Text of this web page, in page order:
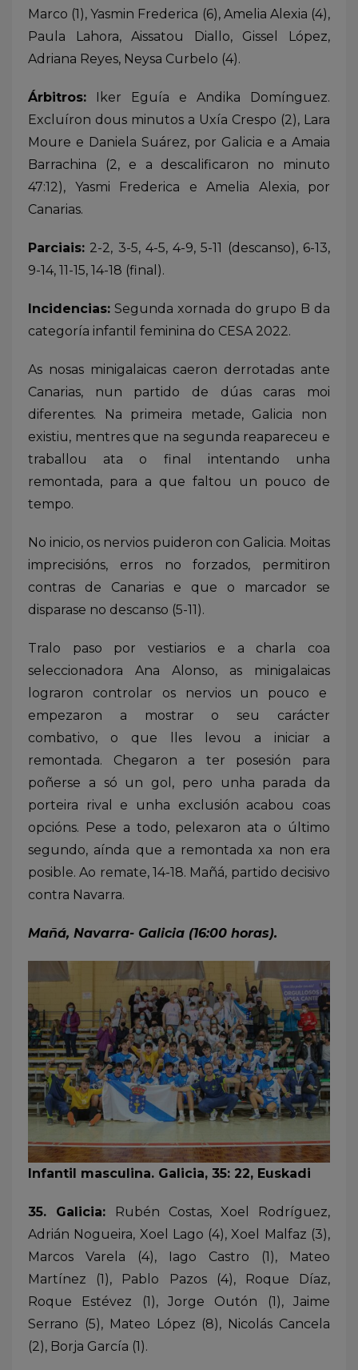
Marco (1), Yasmin Frederica (6), Amelia Alexia (4),
Paula Lahora, Aissatou Diallo, Gissel López,
Adriana Reyes, Neysa Curbelo (4).
Árbitros: Iker Eguía e Andika Domínguez.
Excluíron dous minutos a Uxía Crespo (2), Lara
Moure e Daniela Suárez, por Galicia e a Amaia
Barrachina (2, e a descalificaron no minuto
47:12), Yasmi Frederica e Amelia Alexia, por
Canarias.
Parciais: 2-2, 3-5, 4-5, 4-9, 5-11 (descanso), 6-13,
9-14, 11-15, 14-18 (final).
Incidencias: Segunda xornada do grupo B da
categoría infantil feminina do CESA 2022.
As nosas minigalaicas caeron derrotadas ante
Canarias, nun partido de dúas caras moi
diferentes. Na primeira metade, Galicia non
existiu, mentres que na segunda reapareceu e
traballou ata o final intentando unha
remontada, para a que faltou un pouco de
tempo.
No inicio, os nervios puideron con Galicia. Moitas
imprecisións, erros no forzados, permitiron
contras de Canarias e que o marcador se
disparase no descanso (5-11).
Tralo paso por vestiarios e a charla coa
seleccionadora Ana Alonso, as minigalaicas
lograron controlar os nervios un pouco e
empezaron a mostrar o seu carácter
combativo, o que lles levou a iniciar a
remontada. Chegaron a ter posesión para
poñerse a só un gol, pero unha parada da
porteira rival e unha exclusión acabou coas
opcións. Pese a todo, pelexaron ata o último
segundo, aínda que a remontada xa non era
posible. Ao remate, 14-18. Mañá, partido decisivo
contra Navarra.
Mañá, Navarra- Galicia (16:00 horas).
Infantil masculina. Galicia, 35: 22, Euskadi
35. Galicia:
Rubén Costas, Xoel Rodríguez,
Adrián Nogueira, Xoel Lago (4), Xoel Malfaz (3),
Marcos Varela (4), Iago Castro (1), Mateo
Martínez (1), Pablo Pazos (4), Roque Díaz,
Roque Estévez (1), Jorge Outón (1), Jaime
Serrano (5), Mateo López (8), Nicolás Cancela
(2), Borja García (1).